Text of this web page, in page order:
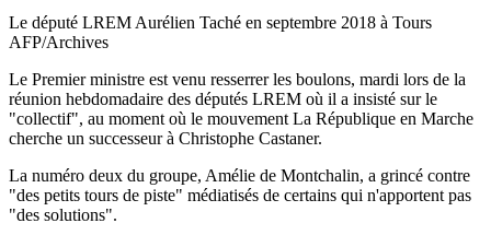
Le député LREM Aurélien Taché en septembre 2018 à Tours
AFP/Archives
Le Premier ministre est venu resserrer les boulons, mardi lors de la
réunion hebdomadaire des députés LREM où il a insisté sur le
"collectif", au moment où le mouvement La République en Marche
cherche un successeur à Christophe Castaner.
La numéro deux du groupe, Amélie de Montchalin, a grincé contre
"des petits tours de piste" médiatisés de certains qui n'apportent pas
"des solutions".